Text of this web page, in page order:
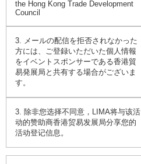
the Hong Kong Trade Development
Council
3. メールの配信を拒否されなかった
方には、ご登録いただいた個人情報
をイベントスポンサーである香港貿
易発展局と共有する場合がございま
す。
3. 除非您选择不同意，LIMA将与该活
动的赞助商香港贸易发展局分享您的
活动登记信息。